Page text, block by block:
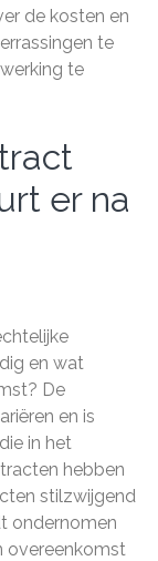
de kosten en
te
te
er na
en wat
De
en is
in het
hebben
stilzwijgend
ondernomen
overeenkomst